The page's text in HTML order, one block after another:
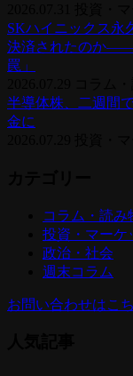
SKハイニックス永
決済されたのか——
罠」
半導体株、二週間
金に
コラム・読み
投資・マーケ
政治・社会
週末コラム
お問い合わせはこ